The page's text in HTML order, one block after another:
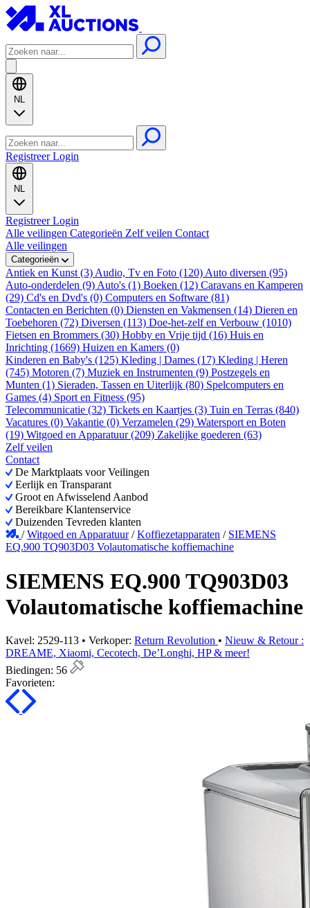
NL
RegistreerLogin
NL
RegistreerLogin
Alle veilingen Categorieën Zelf veilen Contact
Alle veilingen
Categorieën
Antiek en Kunst (3) Audio, Tv en Foto (120) Auto diversen (95)
Auto-onderdelen (9) Auto's (1) Boeken (12) Caravans en Kamperen
(29) Cd's en Dvd's (0) Computers en Software (81)
Contacten en Berichten (0) Diensten en Vakmensen (14) Dieren en
Toebehoren (72) Diversen (113) Doe-het-zelf en Verbouw (1010)
Fietsen en Brommers (30) Hobby en Vrije tijd (16) Huis en
Inrichting (1669) Huizen en Kamers (0)
Kinderen en Baby's (125) Kleding | Dames (17) Kleding | Heren
(745) Motoren (7) Muziek en Instrumenten (9) Postzegels en
Munten (1) Sieraden, Tassen en Uiterlijk (80) Spelcomputers en
Games (4) Sport en Fitness (95)
Telecommunicatie (32) Tickets en Kaartjes (3) Tuin en Terras (840)
Vacatures (0) Vakantie (0) Verzamelen (29) Watersport en Boten
(19) Witgoed en Apparatuur (209) Zakelijke goederen (63)
Zelf veilen
Contact
De Marktplaats voor Veilingen
Eerlijk en Transparant
Groot en Afwisselend Aanbod
Bereikbare Klantenservice
Duizenden Tevreden klanten
/Witgoed en Apparatuur /Koffiezetapparaten / SIEMENS
EQ.900 TQ903D03 Volautomatische koffiemachine
SIEMENS EQ.900 TQ903D03
Volautomatische koffiemachine
Kavel: 2529-113 • Verkoper: Return Revolution • Nieuw & Retour :
DREAME, Xiaomi, Cecotech, De’Longhi, HP & meer!
Biedingen: 56
Favorieten: